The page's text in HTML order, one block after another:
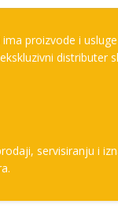
proizvode i
distributer
servisiranju i